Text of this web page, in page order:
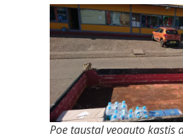
Poe taustal veoauto kastis